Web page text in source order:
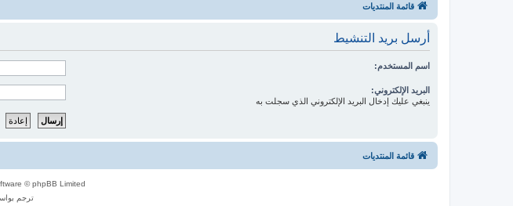
قائمة المنتديات
أرسل بريد التنشيط
اسم المستخدم:
البريد الإلكتروني:
ينبغي عليك إدخال البريد الإلكتروني الذي سجلت به
قائمة المنتديات
© phpBB Limited
ترجم